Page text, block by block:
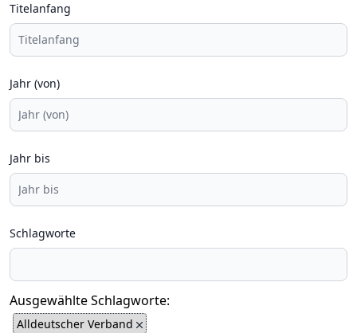
Titelanfang
Jahr (von)
Jahr bis
Schlagworte
Ausgewählte Schlagworte:
Alldeutscher Verband